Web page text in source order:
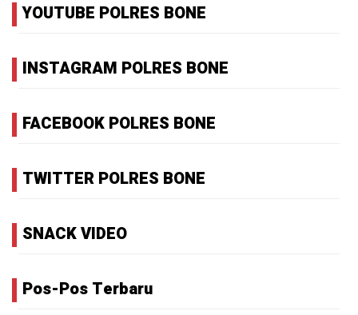
YOUTUBE POLRES BONE
INSTAGRAM POLRES BONE
FACEBOOK POLRES BONE
TWITTER POLRES BONE
SNACK VIDEO
Pos-Pos Terbaru